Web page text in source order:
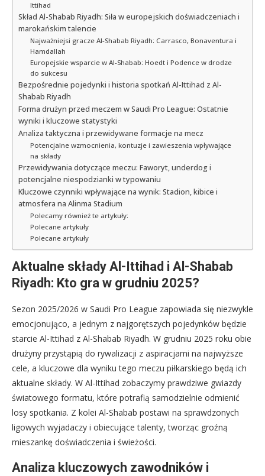
Ittihad
Skład Al-Shabab Riyadh: Siła w europejskich doświadczeniach i
marokańskim talencie
Najważniejsi gracze Al-Shabab Riyadh: Carrasco, Bonaventura i
Hamdallah
Europejskie wsparcie w Al-Shabab: Hoedt i Podence w drodze
do sukcesu
Bezpośrednie pojedynki i historia spotkań Al-Ittihad z Al-
Shabab Riyadh
Forma drużyn przed meczem w Saudi Pro League: Ostatnie
wyniki i kluczowe statystyki
Analiza taktyczna i przewidywane formacje na mecz
Potencjalne wzmocnienia, kontuzje i zawieszenia wpływające
na składy
Przewidywania dotyczące meczu: Faworyt, underdog i
potencjalne niespodzianki w typowaniu
Kluczowe czynniki wpływające na wynik: Stadion, kibice i
atmosfera na Alinma Stadium
Polecamy również te artykuły:
Polecane artykuły
Polecane artykuły
Aktualne składy Al-Ittihad i Al-Shabab
Riyadh: Kto gra w grudniu 2025?
Sezon 2025/2026 w Saudi Pro League zapowiada się niezwykle
emocjonująco, a jednym z najgorętszych pojedynków będzie
starcie Al-Ittihad z Al-Shabab Riyadh. W grudniu 2025 roku obie
drużyny przystąpią do rywalizacji z aspiracjami na najwyższe
cele, a kluczowe dla wyniku tego meczu piłkarskiego będą ich
aktualne składy. W Al-Ittihad zobaczymy prawdziwe gwiazdy
światowego formatu, które potrafią samodzielnie odmienić
losy spotkania. Z kolei Al-Shabab postawi na sprawdzonych
ligowych wyjadaczy i obiecujące talenty, tworząc groźną
mieszankę doświadczenia i świeżości.
Analiza kluczowych zawodników i